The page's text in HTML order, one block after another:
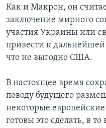
Как и Макрон, он
заключение мирного
участия Украины или
привести к дальнейшей
что не выгодно США.
В настоящее время
поводу будущего
некоторые
готовы это сделать, в